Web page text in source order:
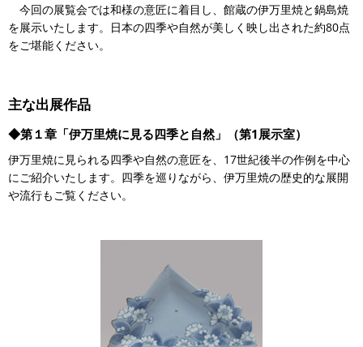
今回の展覧会では和様の意匠に着目し、館蔵の伊万里焼と鍋島焼
を展示いたします。日本の四季や自然が美しく映し出された約80点
をご堪能ください。
主な出展作品
◆第１章「伊万里焼に見る四季と自然」（第1展示室）
伊万里焼に見られる四季や自然の意匠を、17世紀後半の作例を中心
にご紹介いたします。四季を巡りながら、伊万里焼の歴史的な展開
や流行もご覧ください。